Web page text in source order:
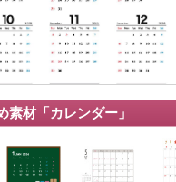
素材「カレンダー」